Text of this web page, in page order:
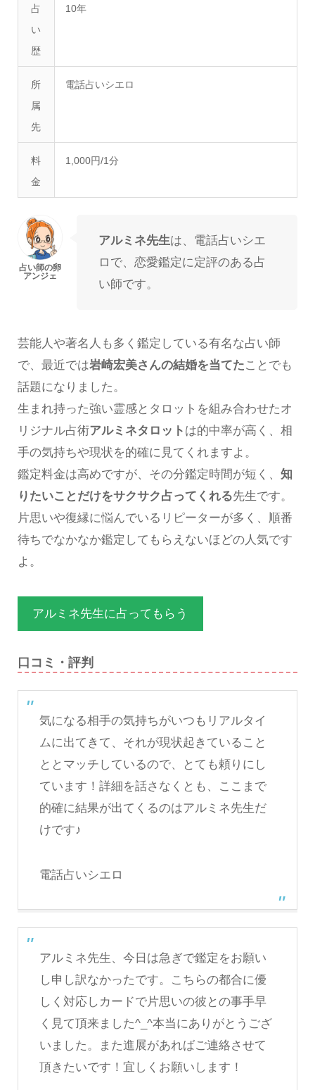
占
い
歴
10年
所
属
先
電話占いシエロ
料
金
1,000円/1分
アルミネ先生は、電話占いシエ
ロで、恋愛鑑定に定評のある占
い師です。
芸能人や著名人も多く鑑定している有名な占い師
で、最近では岩崎宏美さんの結婚を当てたことでも
話題になりました。
生まれ持った強い霊感とタロットを組み合わせたオ
リジナル占術アルミネタロット は的中率が高く、相
手の気持ちや現状を的確に見てくれますよ。
鑑定料金は高めですが、その分鑑定時間が短く、 知
りたいことだけをサクサク占ってくれる先生です。
片思いや復縁に悩んでいるリピーターが多く、順番
待ちでなかなか鑑定してもらえないほどの人気です
よ。
アルミネ先生に占ってもらう
口コミ・評判
気になる相手の気持ちがいつもリアルタイ
ムに出てきて、それが現状起きていること
ととマッチしているので、とても頼りにし
ています！詳細を話さなくとも、ここまで
的確に結果が出てくるのはアルミネ先生だ
けです♪
電話占いシエロ
アルミネ先生、今日は急ぎで鑑定をお願い
し申し訳なかったです。こちらの都合に優
しく対応しカードで片思いの彼との事手早
く見て頂来ました^_^本当にありがとうござ
いました。また進展があればご連絡させて
頂きたいです！宜しくお願いします！